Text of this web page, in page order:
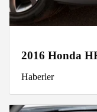
2016 Honda
Haberler